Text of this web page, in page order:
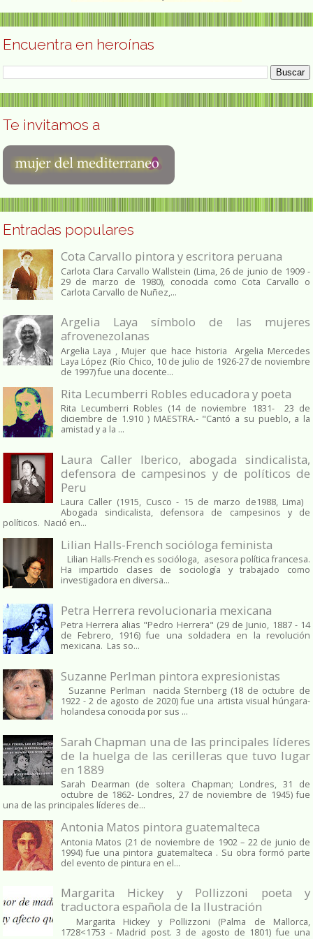
Encuentra en heroínas
Te invitamos a
Entradas populares
Cota Carvallo pintora y escritora peruana
Carlota Clara Carvallo Wallstein (Lima, 26 de junio de 1909 -
29 de marzo de 1980), conocida como Cota Carvallo o
Carlota Carvallo de Nuñez,...
Argelia Laya símbolo de las mujeres
afrovenezolanas
Argelia Laya , Mujer que hace historia Argelia Mercedes
Laya López (Río Chico, 10 de julio de 1926-27 de noviembre
de 1997) fue una docente...
Rita Lecumberri Robles educadora y poeta
Rita Lecumberri Robles (14 de noviembre 1831- 23 de
diciembre de 1.910 ) MAESTRA.- "Cantó a su pueblo, a la
amistad y a la ...
Laura Caller Iberico, abogada sindicalista,
defensora de campesinos y de políticos de
Peru
Laura Caller (1915, Cusco - 15 de marzo de1988, Lima)
Abogada sindicalista, defensora de campesinos y de
políticos. Nació en...
Lilian Halls-French socióloga feminista
Lilian Halls-French es socióloga, asesora política francesa.
Ha impartido clases de sociología y trabajado como
investigadora en diversa...
Petra Herrera revolucionaria mexicana
Petra Herrera alias "Pedro Herrera" (29 de Junio, 1887 - 14
de Febrero, 1916) fue una soldadera en la revolución
mexicana. Las so...
Suzanne Perlman pintora expresionistas
Suzanne Perlman nacida Sternberg (18 de octubre de
1922 - 2 de agosto de 2020) fue una artista visual húngara-
holandesa conocida por sus ...
Sarah Chapman una de las principales líderes
de la huelga de las cerilleras que tuvo lugar
en 1889
Sarah Dearman (de soltera Chapman; Londres, 31 de
octubre de 1862​- Londres, 27 de noviembre de 1945)​ fue
una de las principales líderes de...
Antonia Matos pintora guatemalteca
Antonia Matos (21 de noviembre de 1902 – 22 de junio de
1994) fue una pintora guatemalteca . Su obra formó parte
del evento de pintura en el...
Margarita Hickey y Pollizzoni poeta y
traductora española de la Ilustración
Margarita Hickey y Pollizzoni (Palma de Mallorca,
1728<1753 - Madrid post. 3 de agosto de 1801) fue una